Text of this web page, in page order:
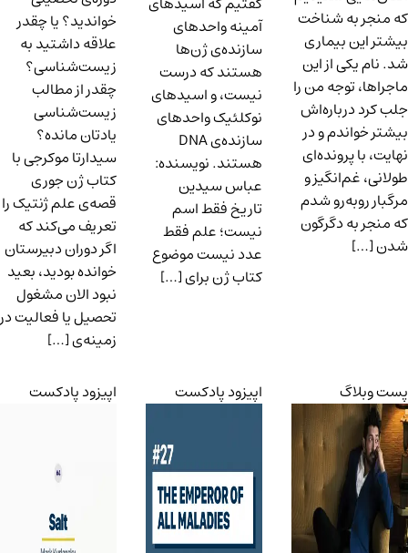
که منجر به شناخت
بیشتر این بیماری
شد. نام یکی از این
ماجراها، توجه من را
جلب کرد درباره‌اش
بیشتر خواندم و در
نهایت، با پرونده‌ای
طولانی، غم‌انگیز و
مرگبار روبه‌رو شدم
که منجر به دگرگون
شدن […]
آمینه واحدهای
سازنده‌ی ژن‌ها
هستند که درست
نیست، و اسیدهای
نوکلئیک واحدهای
سازنده‌ی DNA
هستند. نویسنده:
عباس سیدین
تاریخ فقط اسم
نیست؛ علم فقط
عدد نیست موضوع
کتاب ژن برای […]
خواندید؟ یا چقدر
علاقه داشتید به
زیست‌شناسی؟
چقدر از مطالب
زیست‌شناسی
یادتان مانده؟
سیدارتا موکرجی با
کتاب ژن جوری
قصه‌ی علم ژنتیک را
تعریف می‌کند که
اگر دوران دبیرستان
خوانده بودید، بعید
نبود الان مشغول
تحصیل یا فعالیت در
زمینه‌ی […]
پست وبلاگ اپیزود پادکست اپیزود پادکست